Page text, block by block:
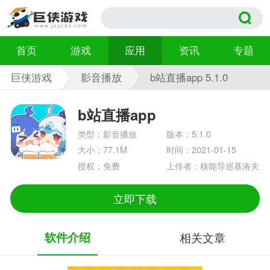
首页 游戏 应用 资讯
专题
巨侠游戏
影音播放 b站直播app 5.1.0
b站直播app
类型：影音播放
版本：5.1.0
大小：77.1M
时间：2021-01-15
授权：免费
上传者：核能导巡基洛夫
立即下载
软件介绍 相关文章